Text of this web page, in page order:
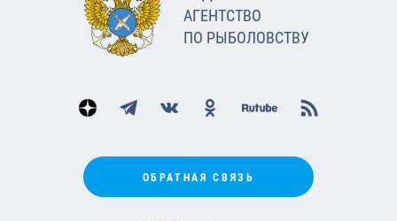
АГЕНТСТВО
ПО РЫБОЛОВСТВУ
ОБРАТНАЯ СВЯЗЬ